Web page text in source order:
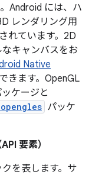
Android には、ハ
レンダリング用
れています。2D
キャンバスをお
Native
きます。OpenGL
ケージと
パッケ
API 要素）
を表します。サ